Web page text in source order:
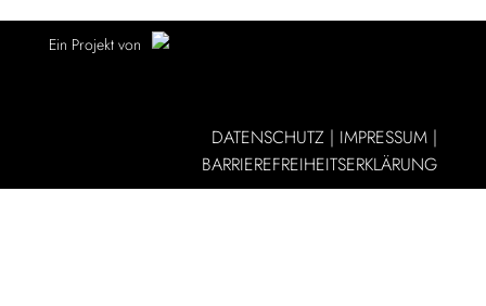
Ein Projekt von
DATENSCHUTZ | IMPRESSUM |
BARRIEREFREIHEITSERKLÄRUNG